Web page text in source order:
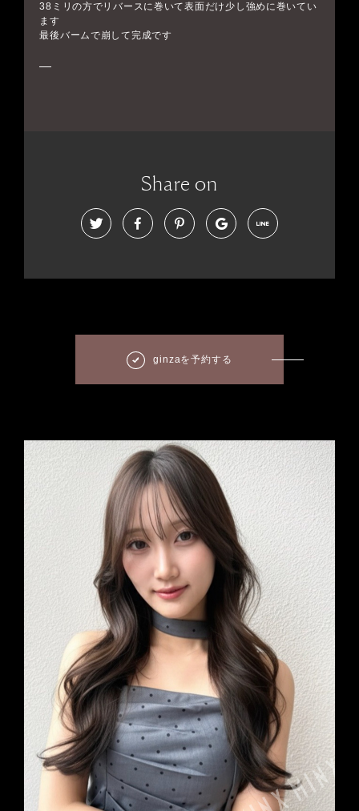
38ミリの方でリバースに巻いて表面だけ少し強めに巻いてい
ます
最後バームで崩して完成です
Share on
ginzaを予約する